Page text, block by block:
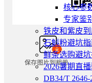
核心参
专家鉴
铁皮和紫皮
石斛粉避坑指
鲜条选购避
2026暑期直
DB34/T